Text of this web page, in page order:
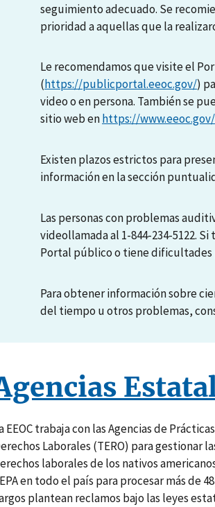
seguimiento adecuado. Se
prioridad a aquellas que la
Le recomendamos que visite el
(https://publicportal.eeoc.gov/)
video o en persona. También se
sitio web enhttps://www.eeoc.gov/
Existen plazos estrictos para
información en la sección
Las personas con problemas
videollamada al 1-844-234-5122.
Portal público o tiene dificultades
Para obtener información sobre
del tiempo u otros problemas,
EEOC trabaja con las Agencias de
Laborales (TERO) para gestionar
laborales de los nativos
en todo el país para procesar más de
plantean reclamos bajo las leyes